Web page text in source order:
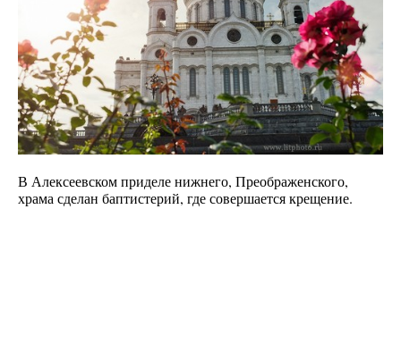
В Алексеевском приделе нижнего, Преображенского,
храма сделан баптистерий, где совершается крещение.